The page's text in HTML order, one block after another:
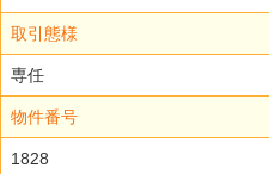
取引態様
専任
物件番号
1828